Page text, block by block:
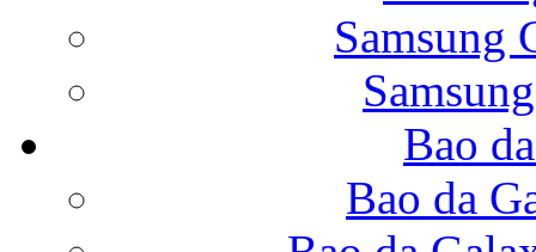
Nắp lưng Samsung
Samsung
Bao
Bao da